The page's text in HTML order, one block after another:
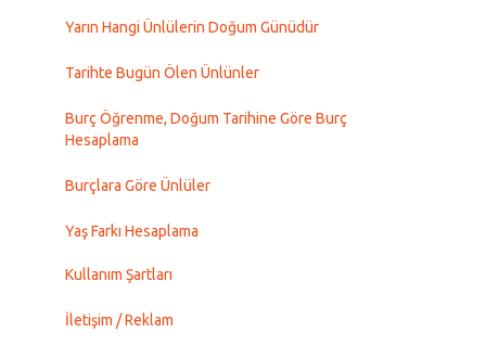
Yarın Hangi Ünlülerin Doğum Günüdür
Tarihte Bugün Ölen Ünlünler
Burç Öğrenme, Doğum Tarihine Göre Burç
Hesaplama
Burçlara Göre Ünlüler
Yaş Farkı Hesaplama
Kullanım Şartları
İletişim / Reklam